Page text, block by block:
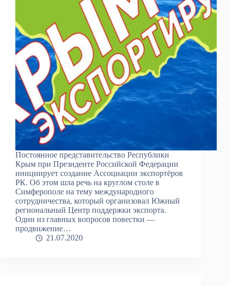
Постоянное представительство Республики
Крым при Президенте Российской Федерации
инициирует создание Ассоциации экспортёров
РК. Об этом шла речь на круглом столе в
Симферополе на тему международного
сотрудничества, который организовал Южный
региональный Центр поддержки экспорта.
Один из главных вопросов повестки —
продвижение…
21.07.2020